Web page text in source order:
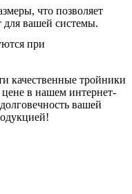
что позволяет
для вашей системы.
при
качественные тройники
в нашем интернет-
вашей